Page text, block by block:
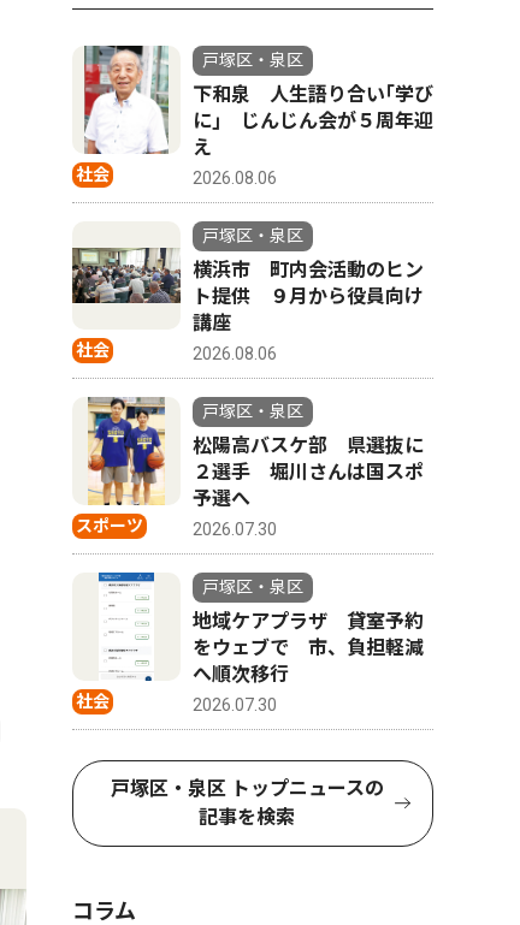
4
社会
戸塚区・泉区
下和泉 人生語り合い｢学び
に｣ じんじん会が５周年迎
え
2026.08.06
社会
戸塚区・泉区
横浜市 町内会活動のヒン
ト提供 ９月から役員向け
講座
2026.08.06
スポーツ
戸塚区・泉区
松陽高バスケ部 県選抜に
２選手 堀川さんは国スポ
予選へ
2026.07.30
社会
戸塚区・泉区
地域ケアプラザ 貸室予約
をウェブで 市、負担軽減
へ順次移行
2026.07.30
戸塚区・泉区 トップニュースの
記事を検索
コラム